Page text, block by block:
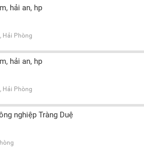
hải an, hp
Hải Phòng
hải an, hp
Hải Phòng
nghiệp Tràng Duệ